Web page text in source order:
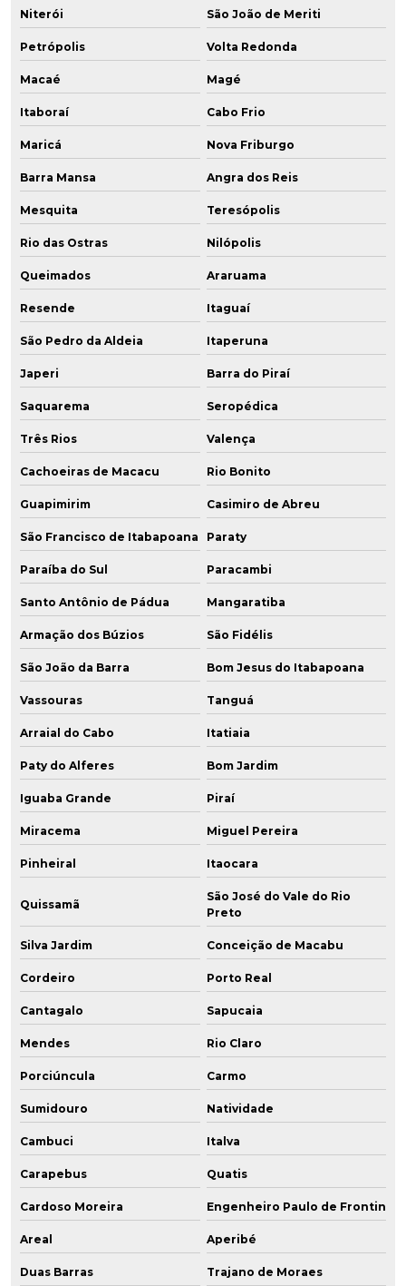
Niterói São João de Meriti
Petrópolis Volta Redonda
Macaé Magé
Itaboraí Cabo Frio
Maricá Nova Friburgo
Barra Mansa Angra dos Reis
Mesquita Teresópolis
Rio das Ostras Nilópolis
Queimados Araruama
Resende Itaguaí
São Pedro da Aldeia Itaperuna
Japeri Barra do Piraí
Saquarema Seropédica
Três Rios Valença
Cachoeiras de Macacu Rio Bonito
Guapimirim Casimiro de Abreu
São Francisco de Itabapoana Paraty
Paraíba do Sul Paracambi
Santo Antônio de Pádua Mangaratiba
Armação dos Búzios São Fidélis
São João da Barra Bom Jesus do Itabapoana
Vassouras Tanguá
Arraial do Cabo Itatiaia
Paty do Alferes Bom Jardim
Iguaba Grande Piraí
Miracema Miguel Pereira
Pinheiral Itaocara
Quissamã
São José do Vale do Rio
Preto
Silva Jardim Conceição de Macabu
Cordeiro Porto Real
Cantagalo Sapucaia
Mendes Rio Claro
Porciúncula Carmo
Sumidouro Natividade
Cambuci Italva
Carapebus Quatis
Cardoso Moreira Engenheiro Paulo de Frontin
Areal Aperibé
Duas Barras Trajano de Moraes